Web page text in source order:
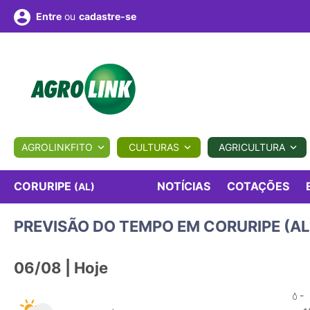
BIOLÓGICOS COTAÇÕES NOTÍCIAS
Conversor Colunistas Eventos
Fotos
e
Entre ou cadastre-se
AGROLINKFITO CULTURAS AGRICULTURA
CORURIPE (AL) NOTÍCIAS COTAÇÕES
PREVISÃO DO TEMPO EM CORURIPE
06/08 | Hoje
-